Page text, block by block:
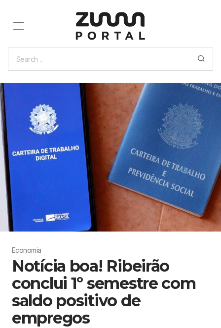
Economia
Notícia boa! Ribeirão
conclui 1º semestre com
saldo positivo de
empregos